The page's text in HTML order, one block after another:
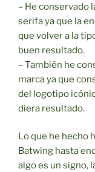
– He conservado
serifa ya que la
que volver a la
buen resultado.
– También he
marca ya que
del logotipo
diera resultado.
Lo que he hecho
Batwing hasta
algo es un signo,